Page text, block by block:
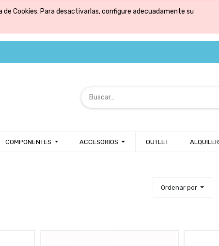
Cookies. Para desactivarlas, configure adecuadamente su
COMPONENTES ACCESORIOS OUTLET ALQUILER
Ordenar por